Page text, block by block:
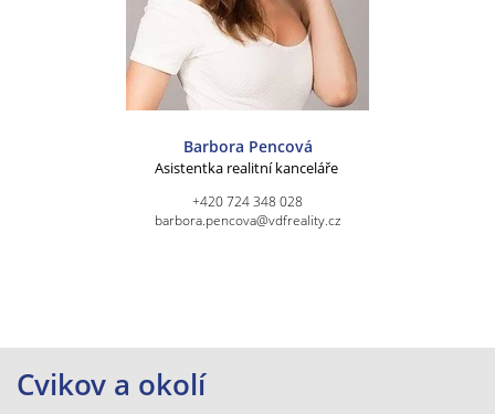
Barbora Pencová
Asistentka realitní kanceláře
+420 724 348 028
barbora.pencova@vdfreality.cz
Cvikov a okolí